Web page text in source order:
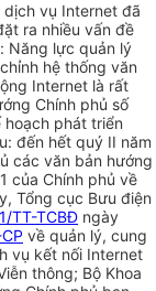
vụ Internet đã
ra nhiều vấn đề
Năng lực quản lý
hệ thống văn
Internet là rất
Chính phủ số
phát triển
đến hết quý II năm
các văn bản hướng
của Chính phủ về
Tổng cục Bưu điện
TT-TCBĐ ngày
về quản lý, cung
vụ kết nối Internet
thông; Bộ Khoa